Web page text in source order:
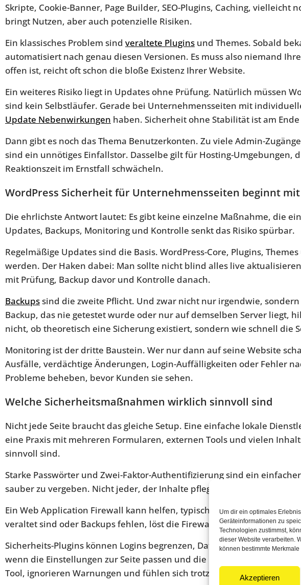
Um dir ein optimales
Geräteinformationen zu
Technologien zustimmst,
dieser Website verarbeiten.
können bestimmte
Akzeptieren
Skripte, Cookie-Banner, Page Builder, SEO-Plugins, Caching,
bringt Nutzen, aber auch potenzielle Risiken.
Ein klassisches Problem sind veraltete Plugins und Themes. Sobald
automatisiert nach genau diesen Versionen. Es muss also niemand
offen ist, reicht oft schon die bloße Existenz Ihrer Website.
Ein weiteres Risiko liegt in Updates ohne Prüfung. Natürlich müssen
sind kein Selbstläufer. Gerade bei Unternehmensseiten mit
Update Nebenwirkungen haben. Sicherheit ohne Stabilität ist am
Dann gibt es noch das Thema Benutzerkonten. Zu viele Admin-
sind ein unnötiges Einfallstor. Dasselbe gilt für Hosting-Umgebungen,
Reaktionszeit im Ernstfall schwächeln.
WordPress Sicherheit für Unternehmensseiten beginnt
Die ehrlichste Antwort lautet: Es gibt keine einzelne Maßnahme, die
Updates, Backups, Monitoring und Kontrolle senkt das Risiko spürbar.
Regelmäßige Updates sind die Basis. WordPress-Core, Plugins,
werden. Der Haken dabei: Man sollte nicht blind alles live
mit Prüfung, Backup davor und Kontrolle danach.
Backupssind die zweite Pflicht. Und zwar nicht nur irgendwie,
Backup, das nie getestet wurde oder nur auf demselben Server liegt,
nicht, ob theoretisch eine Sicherung existiert, sondern wie schnell die
Monitoring ist der dritte Baustein. Wer nur dann auf seine Website
Ausfälle, verdächtige Änderungen, Login-Auffälligkeiten oder Fehler
Probleme beheben, bevor Kunden sie sehen.
Welche Sicherheitsmaßnahmen wirklich sinnvoll sind
Nicht jede Seite braucht das gleiche Setup. Eine einfache lokale
eine Praxis mit mehreren Formularen, externen Tools und vielen
sinnvoll sind.
Starke Passwörter und Zwei-Faktor-Authentifizierung sind ein
sauber zu vergeben. Nicht jeder, der Inhalte pflegt, braucht
Ein Web Application Firewall kann helfen, typische Angriffe
veraltet sind oder Backups fehlen, löst die Firewall das Grundproblem
Sicherheits-Plugins können Logins begrenzen, Dateien überwachen
wenn die Einstellungen zur Seite passen und die Meldungen auch
Tool, ignorieren Warnungen und fühlen sich trotzdem sicher.